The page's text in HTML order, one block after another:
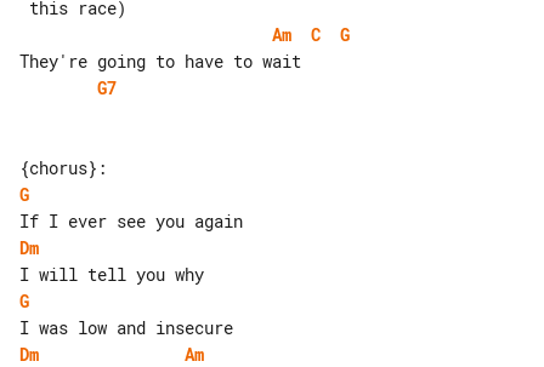
Am
C
G
G7
G
Dm
G
Dm
Am